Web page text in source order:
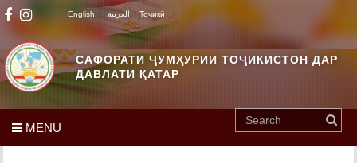
САФОРАТИ ҶУМҲУРИИ ТОҶИКИСТОН ДАР
ДАВЛАТИ ҚАТАР
English العربية Тоҷикӣ
MENU